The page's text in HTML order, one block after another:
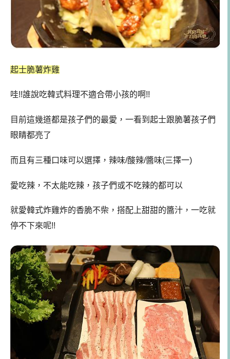
起士脆薯炸雞
哇!!誰說吃韓式料理不適合帶小孩的啊!!
目前這幾道都是孩子們的最愛，一看到起士跟脆薯孩子們
眼睛都亮了
而且有三種口味可以選擇，辣味/酸辣/醬味(三擇一)
愛吃辣，不太能吃辣，孩子們或不吃辣的都可以
就愛韓式炸雞炸的香脆不柴，搭配上甜甜的醬汁，一吃就
停不下來呢!!